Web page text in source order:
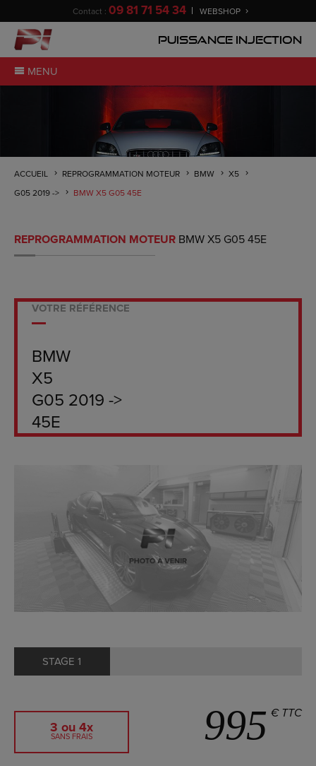
Contact : 09 81 71 54 34 WEBSHOP
Puissance Injection
MENU
ACCUEIL REPROGRAMMATION MOTEUR BMW
X5
G05 2019 ->
BMW X5 G05 45E
REPROGRAMMATION MOTEUR BMW X5 G05 45E
VOTRE RÉFÉRENCE
BMW
X5
G05 2019 ->
45E
STAGE 1
3 ou 4x
SANS FRAIS 995 € TTC